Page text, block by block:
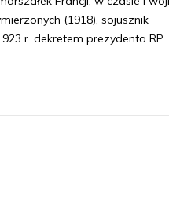
(1918), sojusznik
r. dekretem prezydenta RP